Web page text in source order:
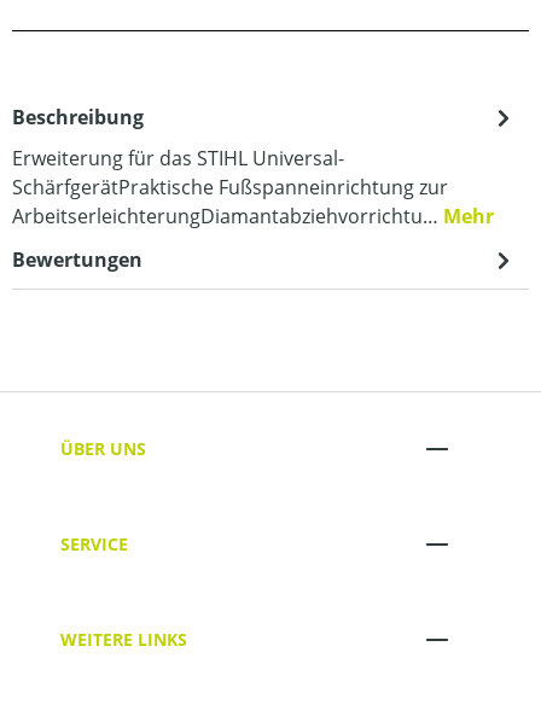
Beschreibung
Erweiterung für das STIHL Universal-
SchärfgerätPraktische Fußspanneinrichtung zur
ArbeitserleichterungDiamantabziehvorrichtu… Mehr
Bewertungen
ÜBER UNS
SERVICE
WEITERE LINKS